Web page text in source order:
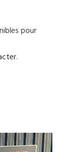
pour
.